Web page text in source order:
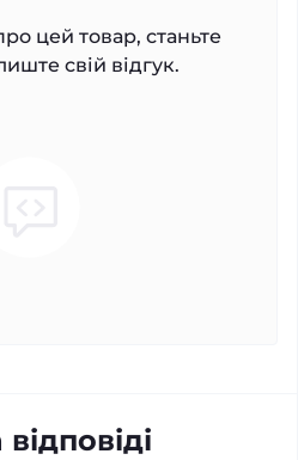
цей товар, станьте
свій відгук.